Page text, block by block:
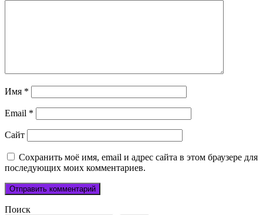
Имя *
Email *
Сайт
Сохранить моё имя, email и адрес сайта в этом браузере для
последующих моих комментариев.
Поиск